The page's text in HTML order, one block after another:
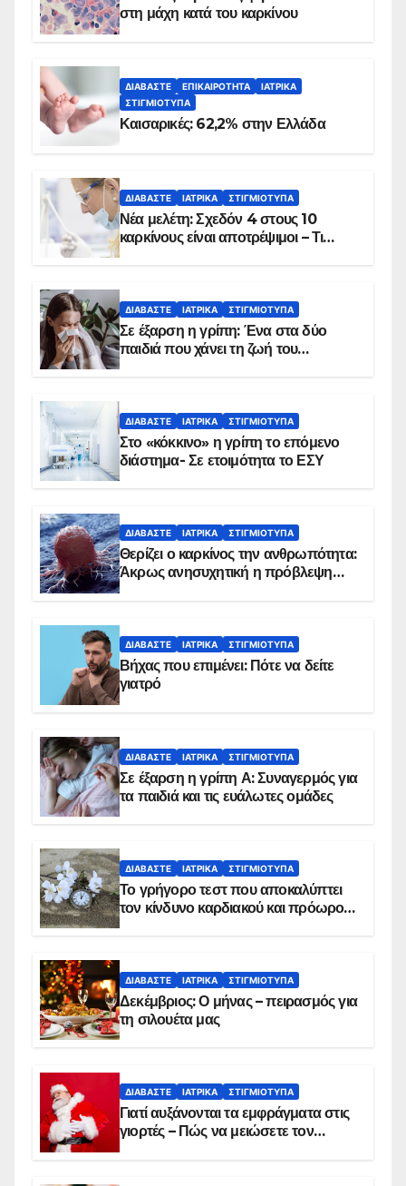
στη μάχη κατά του καρκίνου
ΔΙΑΒΆΣΤΕ ΕΠΙΚΑΙΡΌΤΗΤΑ
ΙΑΤΡΙΚΆ
ΣΤΙΓΜΙΌΤΥΠΑ
Καισαρικές: 62,2% στην Ελλάδα
ΔΙΑΒΆΣΤΕ ΙΑΤΡΙΚΆ ΣΤΙΓΜΙΌΤΥΠΑ
Νέα μελέτη: Σχεδόν 4 στους 10
καρκίνους είναι αποτρέψιμοι – Τι
ΔΙΑΒΆΣΤΕ ΙΑΤΡΙΚΆ ΣΤΙΓΜΙΌΤΥΠΑ
Σε έξαρση η γρίπη: Ένα στα δύο
παιδιά που χάνει τη ζωή του
ΔΙΑΒΆΣΤΕ ΙΑΤΡΙΚΆ ΣΤΙΓΜΙΌΤΥΠΑ
Στο «κόκκινο» η γρίπη το επόμενο
διάστημα- Σε ετοιμότητα το ΕΣΥ
ΔΙΑΒΆΣΤΕ ΙΑΤΡΙΚΆ ΣΤΙΓΜΙΌΤΥΠΑ
Θερίζει ο καρκίνος την ανθρωπότητα:
Άκρως ανησυχητική η πρόβλεψη…
ΔΙΑΒΆΣΤΕ ΙΑΤΡΙΚΆ ΣΤΙΓΜΙΌΤΥΠΑ
Βήχας που επιμένει: Πότε να δείτε
γιατρό
ΔΙΑΒΆΣΤΕ ΙΑΤΡΙΚΆ ΣΤΙΓΜΙΌΤΥΠΑ
Σε έξαρση η γρίπη Α: Συναγερμός για
τα παιδιά και τις ευάλωτες ομάδες
ΔΙΑΒΆΣΤΕ ΙΑΤΡΙΚΆ ΣΤΙΓΜΙΌΤΥΠΑ
Το γρήγορο τεστ που αποκαλύπτει
τον κίνδυνο καρδιακού και πρόωρου
ΔΙΑΒΆΣΤΕ ΙΑΤΡΙΚΆ ΣΤΙΓΜΙΌΤΥΠΑ
Δεκέμβριος: Ο μήνας – πειρασμός για
τη σιλουέτα μας
ΔΙΑΒΆΣΤΕ ΙΑΤΡΙΚΆ ΣΤΙΓΜΙΌΤΥΠΑ
Γιατί αυξάνονται τα εμφράγματα στις
γιορτές – Πώς να μειώσετε τον